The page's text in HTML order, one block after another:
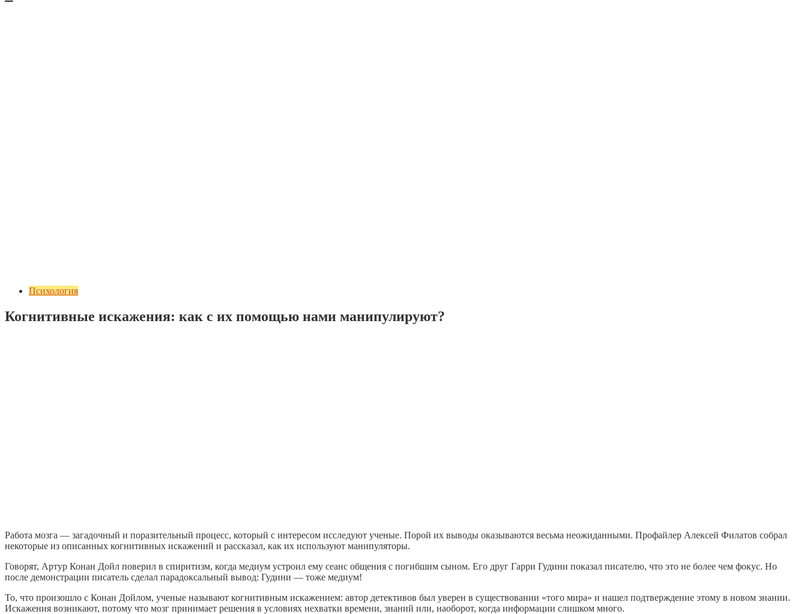
Психология
Когнитивные искажения: как с их помощью нами манипулируют?
Работа мозга — загадочный и поразительный процесс, который с интересом исследуют ученые. Порой их выводы оказываются весьма неожиданными. Профайлер Алексей Филатов собрал
некоторые из описанных когнитивных искажений и рассказал, как их используют манипуляторы.
Говорят, Артур Конан Дойл поверил в спиритизм, когда медиум устроил ему сеанс общения с погибшим сыном. Его друг Гарри Гудини показал писателю, что это не более чем фокус. Но
после демонстрации писатель сделал парадоксальный вывод: Гудини — тоже медиум!
То, что произошло с Конан Дойлом, ученые называют когнитивным искажением: автор детективов был уверен в существовании «того мира» и нашел подтверждение этому в новом знании.
Искажения возникают, потому что мозг принимает решения в условиях нехватки времени, знаний или, наоборот, когда информации слишком много.